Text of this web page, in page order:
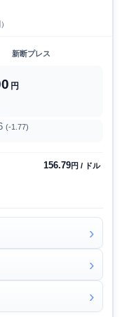
新断プレス
円
(-1.77)
156.79円 / ドル